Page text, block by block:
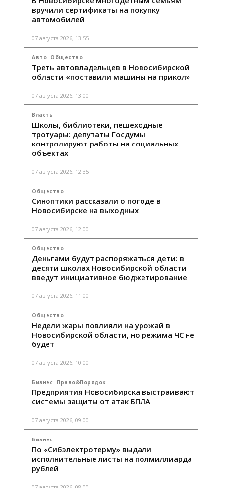
вручили сертификаты на покупку
автомобилей
07 августа 2026, 13:55
Авто Общество
Треть автовладельцев в Новосибирской
области «поставили машины на прикол»
07 августа 2026, 13:00
Власть
Школы, библиотеки, пешеходные
тротуары: депутаты Госдумы
контролируют работы на социальных
объектах
07 августа 2026, 12:35
Общество
Синоптики рассказали о погоде в
Новосибирске на выходных
07 августа 2026, 12:00
Общество
Деньгами будут распоряжаться дети: в
десяти школах Новосибирской области
введут инициативное бюджетирование
07 августа 2026, 11:00
Общество
Недели жары повлияли на урожай в
Новосибирской области, но режима ЧС не
будет
07 августа 2026, 10:00
Бизнес Право&Порядок
Предприятия Новосибирска выстраивают
системы защиты от атак БПЛА
07 августа 2026, 09:00
Бизнес
По «Сибэлектротерму» выдали
исполнительные листы на полмиллиарда
рублей